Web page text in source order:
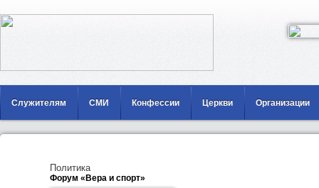
Служителям СМИ Конфессии Церкви Организации
Политика
Форум «Вера и спорт»